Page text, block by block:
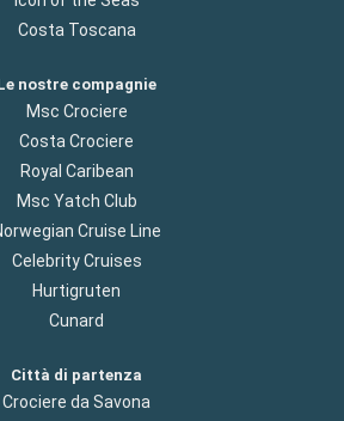
Costa Toscana
nostre compagnie
Msc Crociere
Costa Crociere
Royal Caribean
Msc Yatch Club
Cruise Line
Celebrity Cruises
Hurtigruten
Cunard
Città di partenza
Crociere da Savona